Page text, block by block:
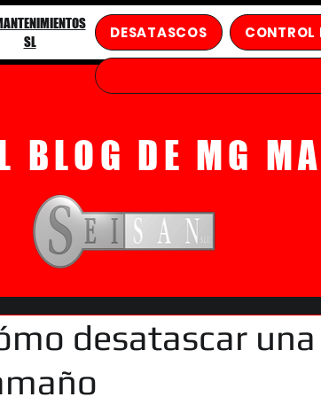
DESATASCOS CONTROL
SL
BLOG DE MG
desatascar